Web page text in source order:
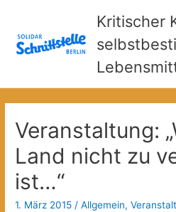
Kritischer
Veranstaltung:
Land nicht zu
ist…“
1. März 2015 /Allgemein,